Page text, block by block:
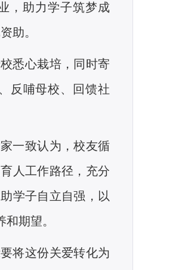
，助力学子筑梦成
助。
悉心栽培，同时寄
反哺母校、回馈社
一致认为，校友循
人工作路径，充分
学子自立自强，以
期望。
将这份关爱转化为